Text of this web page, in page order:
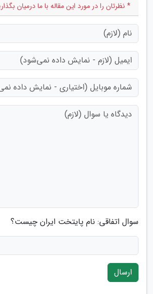
* نظرتان را در مورد این مقاله با ما درمیان
سوال اتفاقی: نام پایتخت ایران چیست؟
ارسال